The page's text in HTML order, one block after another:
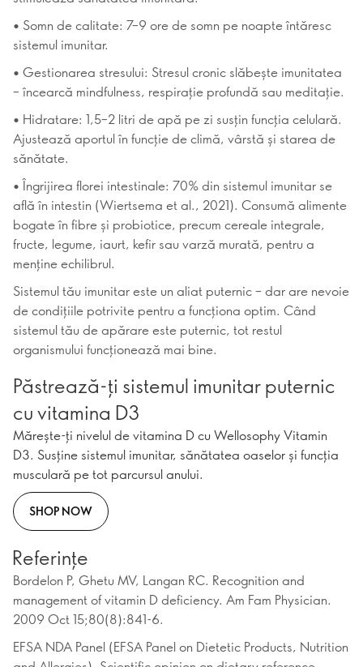
• Somn de calitate: 7–9 ore de somn pe noapte întăresc
sistemul imunitar.
• Gestionarea stresului: Stresul cronic slăbește imunitatea
– încearcă mindfulness, respirație profundă sau meditație.
• Hidratare: 1,5–2 litri de apă pe zi susțin funcția celulară.
Ajustează aportul în funcție de climă, vârstă și starea de
sănătate.
• Îngrijirea florei intestinale: 70% din sistemul imunitar se
află în intestin (Wiertsema et al., 2021). Consumă alimente
bogate în fibre și probiotice, precum cereale integrale,
fructe, legume, iaurt, kefir sau varză murată, pentru a
menține echilibrul.
Sistemul tău imunitar este un aliat puternic – dar are nevoie
de condițiile potrivite pentru a funcționa optim. Când
sistemul tău de apărare este puternic, tot restul
organismului funcționează mai bine.
Păstrează-ți sistemul imunitar puternic
cu vitamina D3
Mărește-ți nivelul de vitamina D cu Wellosophy Vitamin
D3. Susține sistemul imunitar, sănătatea oaselor și funcția
musculară pe tot parcursul anului.
SHOP NOW
Referințe
Bordelon P, Ghetu MV, Langan RC. Recognition and
management of vitamin D deficiency. Am Fam Physician.
2009 Oct 15;80(8):841-6.
EFSA NDA Panel (EFSA Panel on Dietetic Products, Nutrition